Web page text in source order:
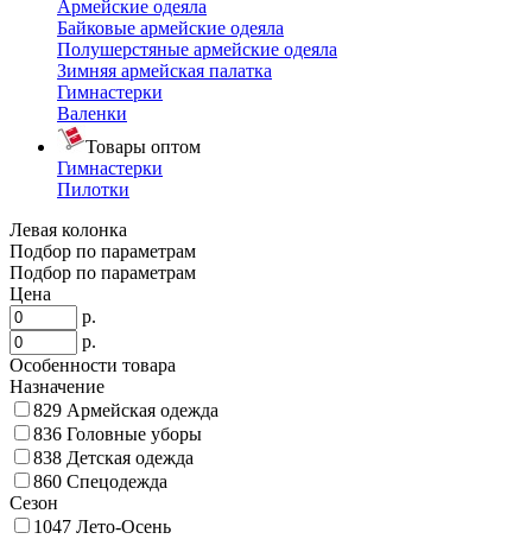
Армейские одеяла
Байковые армейские одеяла
Полушерстяные армейские одеяла
Зимняя армейская палатка
Гимнастерки
Валенки
Товары оптом
Гимнастерки
Пилотки
Левая колонка
Подбор по параметрам
Подбор по параметрам
Цена
р.
р.
Особенности товара
Назначение
829 Армейская одежда
836 Головные уборы
838 Детская одежда
860 Спецодежда
Сезон
1047 Лето-Осень